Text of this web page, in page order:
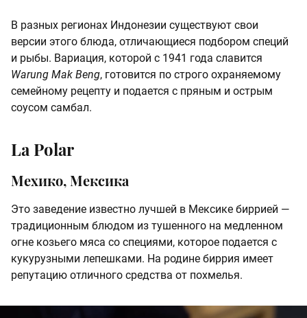
В разных регионах Индонезии существуют свои
версии этого блюда, отличающиеся подбором специй
и рыбы. Вариация, которой с 1941 года славится
Warung Mak Beng, готовится по строго охраняемому
семейному рецепту и подается с пряным и острым
соусом самбал.
La Polar
Мехико, Мексика
Это заведение известно лучшей в Мексике биррией —
традиционным блюдом из тушенного на медленном
огне козьего мяса со специями, которое подается с
кукурузными лепешками. На родине биррия имеет
репутацию отличного средства от похмелья.